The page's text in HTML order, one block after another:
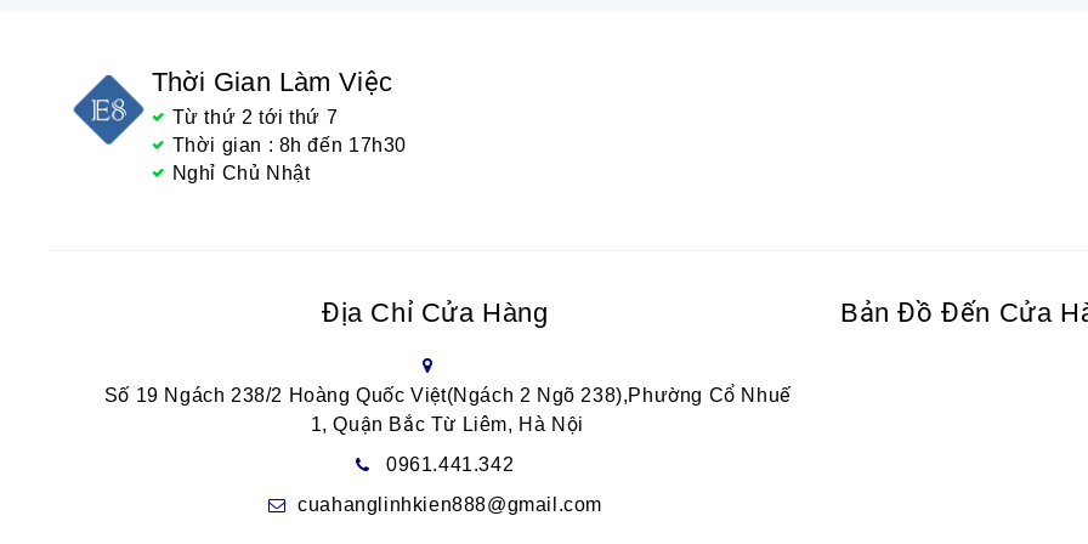
Thời Gian Làm Việc
Từ thứ 2 tới thứ 7
Thời gian : 8h đến 17h30
Nghỉ Chủ Nhật
Địa Chỉ Cửa Hàng
Số 19 Ngách 238/2 Hoàng Quốc Việt(Ngách 2 Ngõ 238),Phường Cổ Nhuế
1, Quận Bắc Từ Liêm, Hà Nội
0961.441.342
cuahanglinhkien888@gmail.com
Bản Đồ Đến Cửa